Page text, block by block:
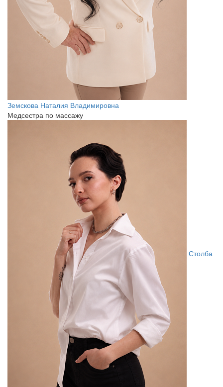
Земскова Наталия Владимировна
Медсестра по массажу
Столба